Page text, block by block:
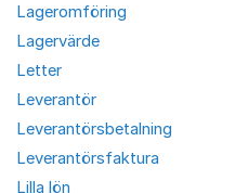
Lageromföring
Lagervärde
Letter
Leverantör
Leverantörsbetalning
Leverantörsfaktura
Lilla lön